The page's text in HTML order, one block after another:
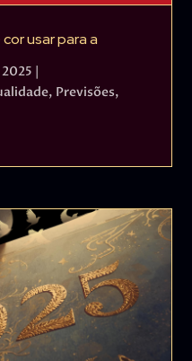
usar para a
|
, Previsões,